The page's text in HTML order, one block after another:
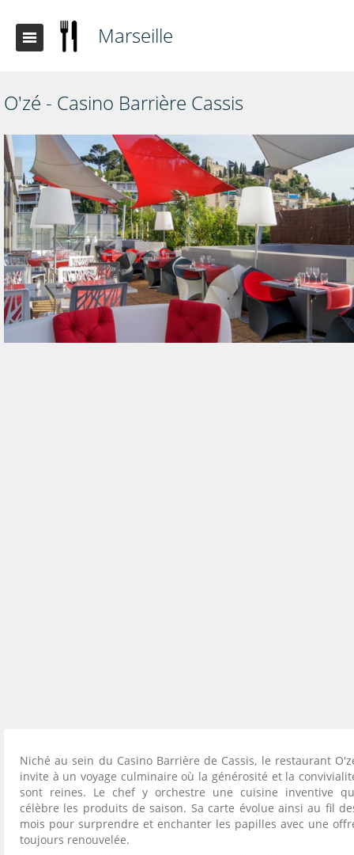
Marseille
O'zé - Casino Barrière Cassis
Niché au sein du Casino Barrière de Cassis, le restaurant
invite à un voyage culminaire où la générosité et la
sont reines. Le chef y orchestre une cuisine inventive
célèbre les produits de saison. Sa carte évolue ainsi au fil
mois pour surprendre et enchanter les papilles avec une
toujours renouvelée.